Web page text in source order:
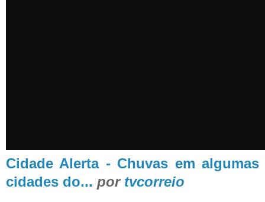
Cidade Alerta - Chuvas em algumas
cidades do... por tvcorreio